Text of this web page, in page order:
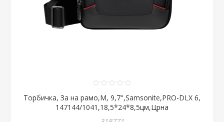
Торбичка, За на рамо,М, 9,7",Samsonite,PRO-DLX 6,
147144/1041,18,5*24*8,5цм,Црна